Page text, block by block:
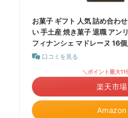
お菓子 ギフト 人気 詰め合わ
い 手土産 焼き菓子 退職 アン
フィナンシェ マドレーヌ 16個
口コミを見る
Amazon
＼ポイント最大11
楽天市場